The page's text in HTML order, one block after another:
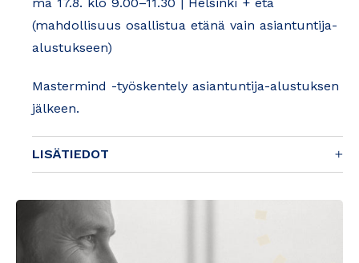
(mahdollisuus osallistua etänä vain asiantuntija-
alustukseen)
Mastermind -työskentely asiantuntija-alustuksen
jälkeen.
LISÄTIEDOT